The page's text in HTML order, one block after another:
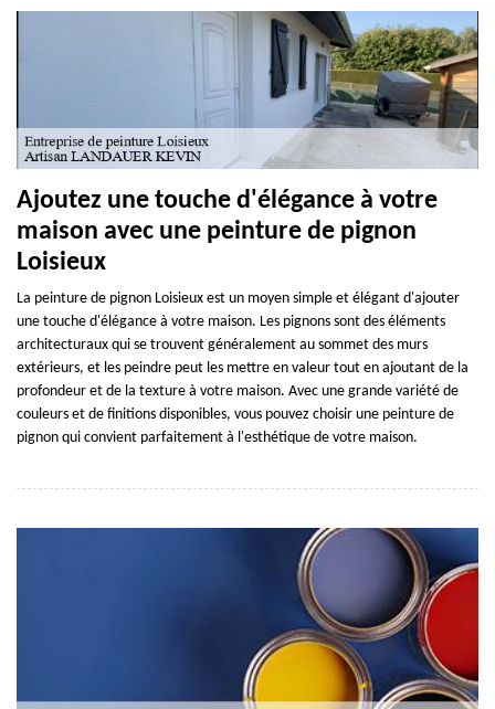
Ajoutez une touche d'élégance à votre
maison avec une peinture de pignon
Loisieux
La peinture de pignon Loisieux est un moyen simple et élégant d'ajouter
une touche d'élégance à votre maison. Les pignons sont des éléments
architecturaux qui se trouvent généralement au sommet des murs
extérieurs, et les peindre peut les mettre en valeur tout en ajoutant de la
profondeur et de la texture à votre maison. Avec une grande variété de
couleurs et de finitions disponibles, vous pouvez choisir une peinture de
pignon qui convient parfaitement à l'esthétique de votre maison.